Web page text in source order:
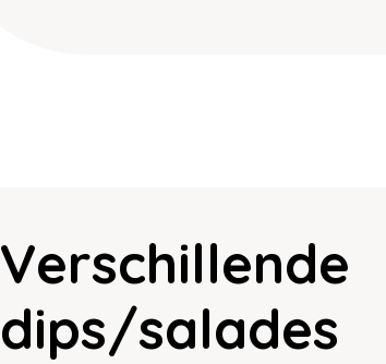
Verschillende
dips/salades